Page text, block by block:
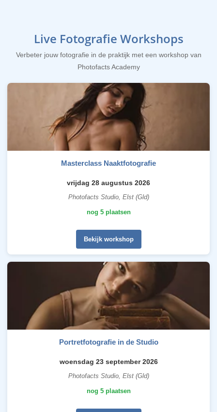
Live Fotografie Workshops
Verbeter jouw fotografie in de praktijk met een workshop van
Photofacts Academy
Masterclass Naaktfotografie
vrijdag 28 augustus 2026
Photofacts Studio, Elst (Gld)
nog 5 plaatsen
Bekijk workshop
Portretfotografie in de Studio
woensdag 23 september 2026
Photofacts Studio, Elst (Gld)
nog 5 plaatsen